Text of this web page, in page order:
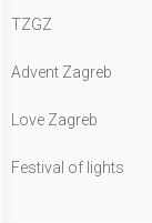
TZGZ
Advent Zagreb
Love Zagreb
Festival of lights